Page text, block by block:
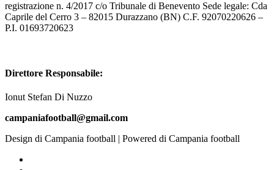
registrazione n. 4/2017 c/o Tribunale di Benevento Sede legale: Cda
Caprile del Cerro 3 – 82015 Durazzano (BN) C.F. 92070220626 –
P.I. 01693720623
Direttore Responsabile:
Ionut Stefan Di Nuzzo
campaniafootball@gmail.com
Design di Campania football | Powered di Campania football